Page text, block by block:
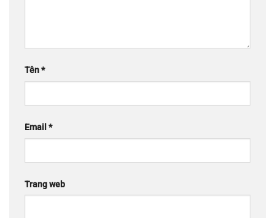
Tên*
Email *
Trang web